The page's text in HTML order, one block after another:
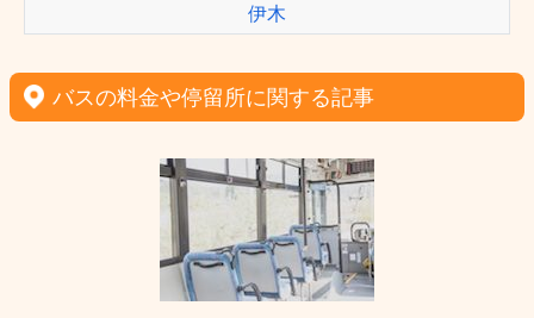
伊木
バスの料金や停留所に関する記事